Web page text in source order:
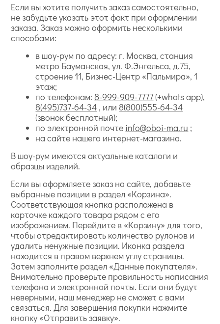
Если вы хотите получить заказ самостоятельно,
не забудьте указать этот факт при оформлении
заказа. Заказ можно оформить несколькими
способами:
в шоу-рум по адресу: г. Москва, станция
метро Бауманская, ул. Ф.Энгельса, д.75,
строение 11, Бизнес-Центр «Пальмира», 1
этаж;
по телефонам: 8-999-909-7777(+whats app),
8(495)737-64-34 , или 8(800)555-64-34
(звонок бесплатный);
по электронной почте info@oboi-ma.ru ;
на сайте нашего интернет-магазина.
В шоу-рум имеются актуальные каталоги и
образцы изделий.
Если вы оформляете заказ на сайте, добавьте
выбранные позиции в раздел «Корзина».
Соответствующая кнопка расположена в
карточке каждого товара рядом с его
изображением. Перейдите в «Корзину» для того,
чтобы отредактировать количество рулонов и
удалить ненужные позиции. Иконка раздела
находится в правом верхнем углу страницы.
Затем заполните раздел «Данные покупателя».
Внимательно проверьте правильность написания
телефона и электронной почты. Если они будут
неверными, наш менеджер не сможет с вами
связаться. Для завершения покупки нажмите
кнопку «Отправить заявку».